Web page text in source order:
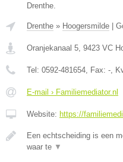
Drenthe.
Drenthe » Hoogersmilde
Oranjekanaal 5, 9423 VC
Tel: 0592-481654, Fax: -,
E-mail › Familiemediator.nl
Website: https://
Een echtscheiding is een
waar te ▼